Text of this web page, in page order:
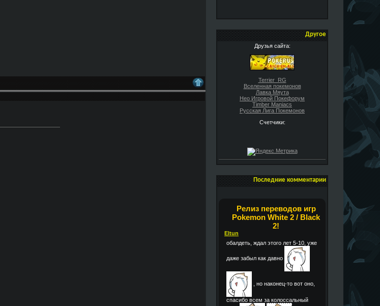
Другое
Друзья сайта:
Terrier_RG
Вселенная покемонов
Лавка Мяута
Нео Игровой Покефорум
Timber Maniacs
Русская Лига Покемонов
Счетчики:
Последние комментарии
Релиз переводов игр
Pokemon White 2 / Black
2!
Eltun
обалдеть, ждал этого лет 5-10, уже
даже забыл как давно
, но наконец-то вот оно,
спасибо всем за колоссальный